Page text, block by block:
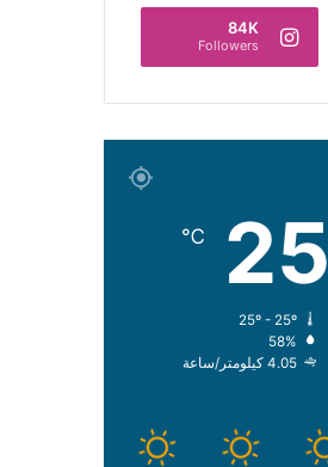
84K
Followers
25
℃
58%
4.05 كيلومتر/ساعة